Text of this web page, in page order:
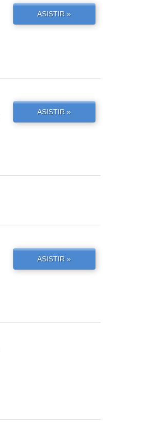
ASISTIR »
ASISTIR »
ASISTIR »